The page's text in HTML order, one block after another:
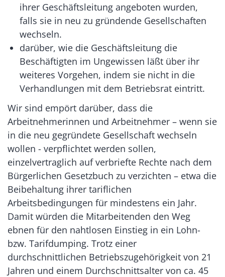
ihrer Geschäftsleitung angeboten wurden,
falls sie in neu zu gründende Gesellschaften
wechseln.
darüber, wie die Geschäftsleitung die
Beschäftigten im Ungewissen läßt über ihr
weiteres Vorgehen, indem sie nicht in die
Verhandlungen mit dem Betriebsrat eintritt.
Wir sind empört darüber, dass die
Arbeitnehmerinnen und Arbeitnehmer – wenn sie
in die neu gegründete Gesellschaft wechseln
wollen - verpflichtet werden sollen,
einzelvertraglich auf verbriefte Rechte nach dem
Bürgerlichen Gesetzbuch zu verzichten – etwa die
Beibehaltung ihrer tariflichen
Arbeitsbedingungen für mindestens ein Jahr.
Damit würden die Mitarbeitenden den Weg
ebnen für den nahtlosen Einstieg in ein Lohn-
bzw. Tarifdumping. Trotz einer
durchschnittlichen Betriebszugehörigkeit von 21
Jahren und einem Durchschnittsalter von ca. 45